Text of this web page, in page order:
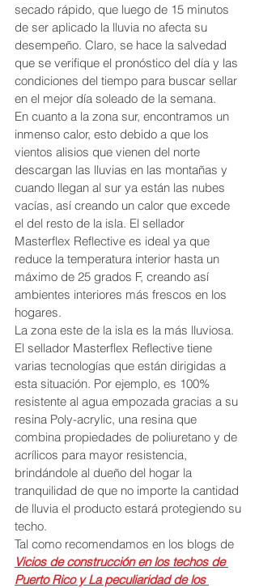
secado rápido, que luego de 15 minutos
de ser aplicado la lluvia no afecta su
desempeño. Claro, se hace la salvedad
que se verifique el pronóstico del día y las
condiciones del tiempo para buscar sellar
en el mejor día soleado de la semana.
En cuanto a la zona sur, encontramos un
inmenso calor, esto debido a que los
vientos alisios que vienen del norte
descargan las lluvias en las montañas y
cuando llegan al sur ya están las nubes
vacías, así creando un calor que excede
el del resto de la isla. El sellador
Masterflex Reflective es ideal ya que
reduce la temperatura interior hasta un
máximo de 25 grados F, creando así
ambientes interiores más frescos en los
hogares.
La zona este de la isla es la más lluviosa.
El sellador Masterflex Reflective tiene
varias tecnologías que están dirigidas a
esta situación. Por ejemplo, es 100%
resistente al agua empozada gracias a su
resina Poly-acrylic, una resina que
combina propiedades de poliuretano y de
acrílicos para mayor resistencia,
brindándole al dueño del hogar la
tranquilidad de que no importe la cantidad
de lluvia el producto estará protegiendo su
techo.
Tal como recomendamos en los blogs de
Vicios de construcción en los techos de
Puerto Rico y La peculiaridad de los